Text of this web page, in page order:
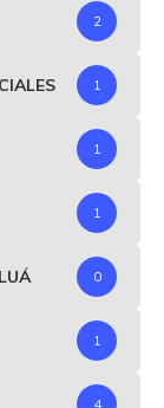
2
1
1
1
0
1
4